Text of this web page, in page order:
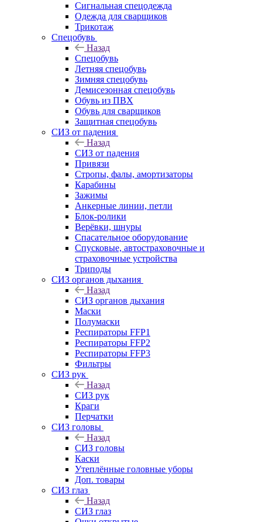
Сигнальная спецодежда
Одежда для сварщиков
Трикотаж
Спецобувь
Назад
Спецобувь
Летняя спецобувь
Зимняя спецобувь
Демисезонная спецобувь
Обувь из ПВХ
Обувь для сварщиков
Защитная спецобувь
СИЗ от падения
Назад
СИЗ от падения
Привязи
Стропы, фалы, амортизаторы
Карабины
Зажимы
Анкерные линии, петли
Блок-ролики
Верёвки, шнуры
Спасательное оборудование
Спусковые, автостраховочные и
страховочные устройства
Триподы
СИЗ органов дыхания
Назад
СИЗ органов дыхания
Маски
Полумаски
Респираторы FFP1
Респираторы FFP2
Респираторы FFP3
Фильтры
СИЗ рук
Назад
СИЗ рук
Краги
Перчатки
СИЗ головы
Назад
СИЗ головы
Каски
Утеплённые головные уборы
Доп. товары
СИЗ глаз
Назад
СИЗ глаз